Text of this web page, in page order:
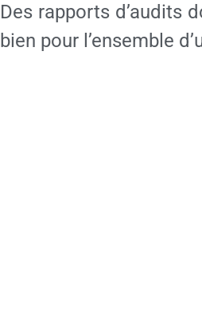
Des rapports d’audits
bien pour l’ensemble